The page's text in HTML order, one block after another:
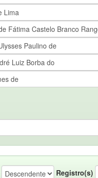
Registro(s)